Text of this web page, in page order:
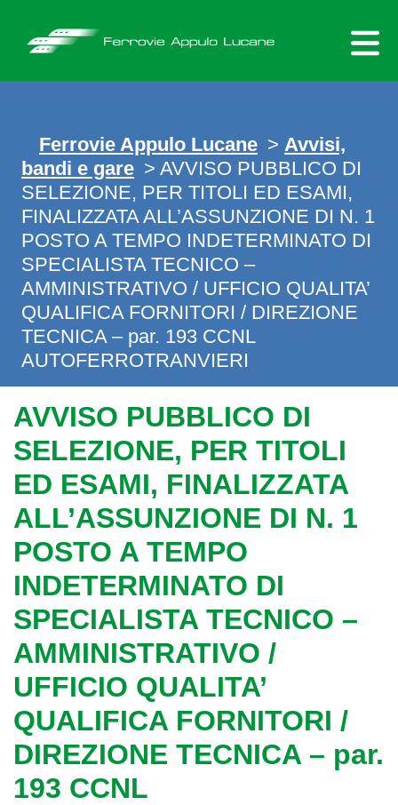
content
Ferrovie Appulo Lucane > Avvisi,
bandi e gare > AVVISO PUBBLICO DI
SELEZIONE, PER TITOLI ED ESAMI,
FINALIZZATA ALL’ASSUNZIONE DI N. 1
POSTO A TEMPO INDETERMINATO DI
SPECIALISTA TECNICO –
AMMINISTRATIVO / UFFICIO QUALITA’
QUALIFICA FORNITORI / DIREZIONE
TECNICA – par. 193 CCNL
AUTOFERROTRANVIERI
AVVISO PUBBLICO DI
SELEZIONE, PER TITOLI
ED ESAMI, FINALIZZATA
ALL’ASSUNZIONE DI N. 1
POSTO A TEMPO
INDETERMINATO DI
SPECIALISTA TECNICO –
AMMINISTRATIVO /
UFFICIO QUALITA’
QUALIFICA FORNITORI /
DIREZIONE TECNICA – par.
193 CCNL